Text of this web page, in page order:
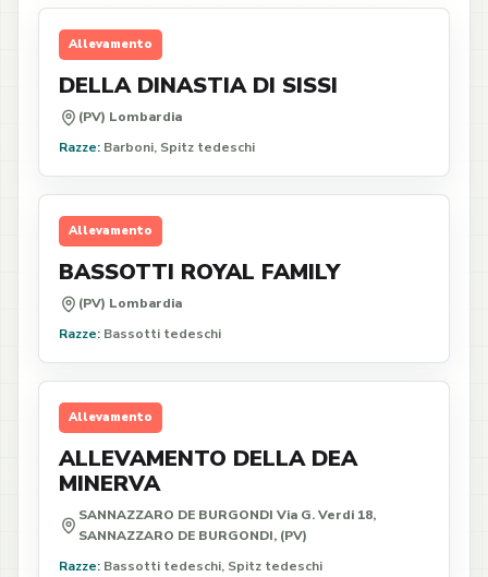
Allevamento
DELLA DINASTIA DI SISSI
(PV) Lombardia
Razze: Barboni, Spitz tedeschi
Allevamento
BASSOTTI ROYAL FAMILY
(PV) Lombardia
Razze: Bassotti tedeschi
Allevamento
ALLEVAMENTO DELLA DEA
MINERVA
SANNAZZARO DE BURGONDI Via G. Verdi 18,
SANNAZZARO DE BURGONDI, (PV)
Razze: Bassotti tedeschi, Spitz tedeschi